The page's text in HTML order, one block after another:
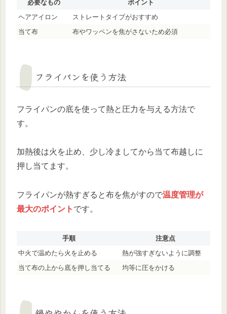
必要なもの
ポイント
ヘアアイロン
ストレートタイプがおすすめ
当て布
布やワッペンを焦がさないため必須
フライパンを使う方法
フライパンの底を使って熱と圧力を与える方法で
す。
加熱後は火を止め、少し冷ましてから当て布越しに
押し当てます。
フライパンが熱すぎると布を焦がすので温度管理が
最大のポイント です。
手順
注意点
中火で温めたら火を止める
熱が強すぎないように調整
当て布の上から底を押し当てる
均等に圧をかける